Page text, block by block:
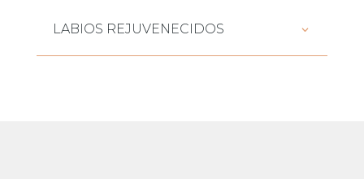
LABIOS REJUVENECIDOS